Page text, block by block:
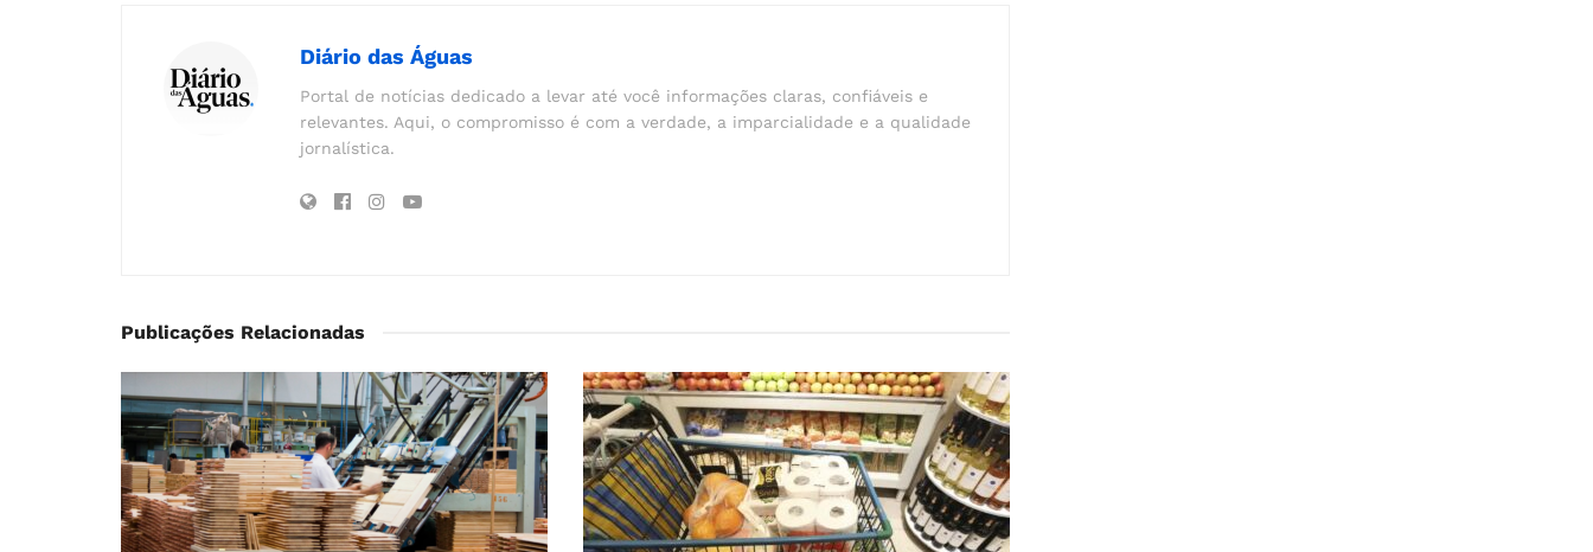
Diário das Águas
Portal de notícias dedicado a levar até você informações claras, confiáveis e
relevantes. Aqui, o compromisso é com a verdade, a imparcialidade e a qualidade
jornalística.
Publicações Relacionadas